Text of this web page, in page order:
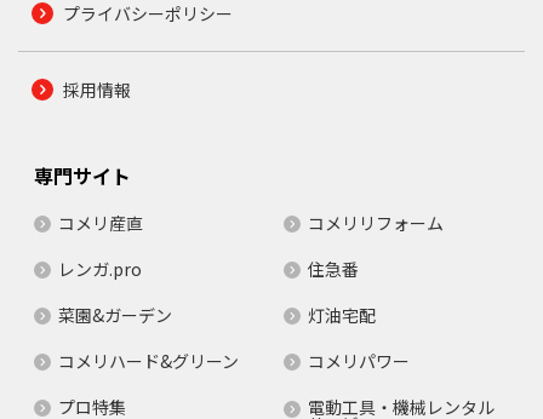
プライバシーポリシー
採用情報
専門サイト
コメリ産直
コメリリフォーム
レンガ.pro
住急番
菜園&ガーデン
灯油宅配
コメリハード&グリーン
コメリパワー
プロ特集
電動工具・機械レンタル